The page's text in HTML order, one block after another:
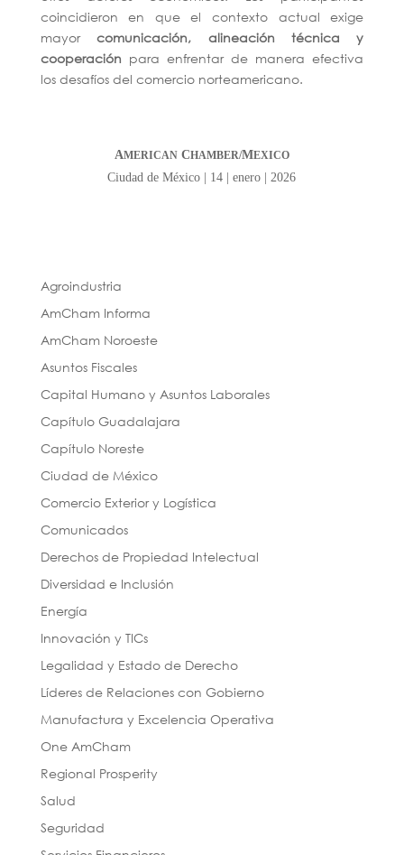
coincidieron en que el contexto actual exige
mayorcomunicación, alineación técnica y
cooperación para enfrentar de manera efectiva
los desafíos del comercio norteamericano.
AMERICANCHAMBER/MEXICO
Ciudad de México | 14 | enero | 2026
Agroindustria
AmCham Informa
AmCham Noroeste
Asuntos Fiscales
Capital Humano y Asuntos Laborales
Capítulo Guadalajara
Capítulo Noreste
Ciudad de México
Comercio Exterior y Logística
Comunicados
Derechos de Propiedad Intelectual
Diversidad e Inclusión
Energía
Innovación y TICs
Legalidad y Estado de Derecho
Líderes de Relaciones con Gobierno
Manufactura y Excelencia Operativa
One AmCham
Regional Prosperity
Salud
Seguridad